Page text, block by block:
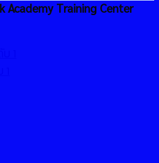
Academy Training Center